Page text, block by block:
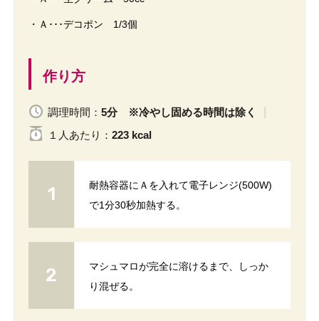
・Ａ･･･デコポン 1/3個
作り方
調理時間： 5分 ※冷やし固める時間は除く
１人 あたり ： 223 kcal
耐熱容器にＡを入れて電子レンジ(500W)
で1分30秒加熱する。
マシュマロが完全に溶けるまで、しっか
り混ぜる。